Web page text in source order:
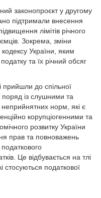
законопроєкт у другому
підтримали внесення
лімітів річного
Зокрема, зміни
України, яким
та їх річний обсяг
прийшли до спільної
із слушними та
неприйнятних норм, які є
корупціогенними та
розвитку України
прав та повноважень
Це відбувається на тлі
стосуються податкової